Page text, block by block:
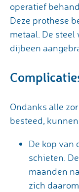
operatief
Deze prothese
metaal. De
dijbeen
Ondanks alle
besteed,
De kop van
schieten.
maanden
zich